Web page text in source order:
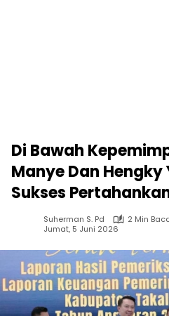
Di Bawah
Manye Dan
Sukses
Suherman S. Pd
2 Min
Jumat, 5 Juni 2026